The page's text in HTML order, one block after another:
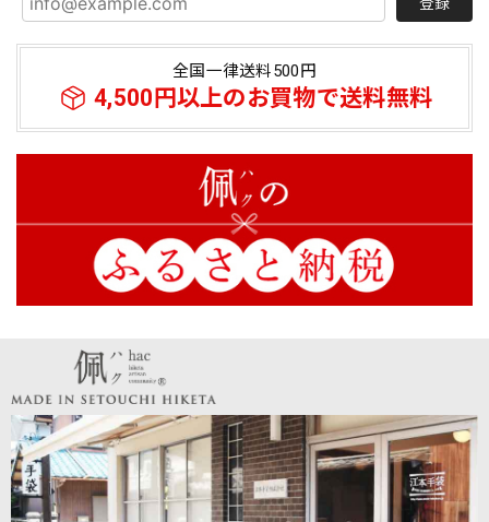
全国一律送料500円
4,500円以上のお買物で送料無料
できるよう努めてまいります。
刺繍があまりにも美し過ぎて使うのが勿体無い😣❗️付属の葉
っぱの形のチャーム？にほっこりしました。大切に使わせて
頂きます。酷暑なのでスタッフの皆様ご自愛ください。
ご評価と大変あたたかいお気遣いのお言葉をい
上がりや、付属の葉っぱのチャーム（ブランド
タグ）まで喜んでいただけて、職人・スタッフ
一同大変嬉しく励みになります。 連日厳しい暑
さが続いておりますので、お客様もどうぞご自
愛いただき、おでかけの際にお役に立てれば幸
いです。